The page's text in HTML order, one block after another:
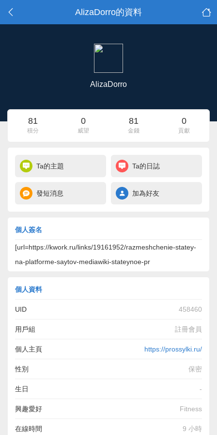
AlizaDorro的資料
AlizaDorro
81
積分
0
威望
81
金錢
0
貢獻
Ta的主題 Ta的日誌
發短消息 加為好友
個人簽名
[url=https://kwork.ru/links/19161952/razmeshchenie-statey-
na-platforme-saytov-mediawiki-stateynoe-pr
個人資料
UID 458460
用戶組 註冊會員
個人主頁 https://prossylki.ru/
性別 保密
生日 -
興趣愛好 Fitness
在線時間 9 小時